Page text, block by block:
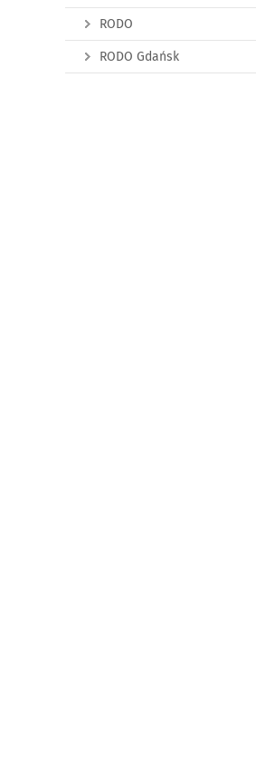
RODO
RODO Gdańsk